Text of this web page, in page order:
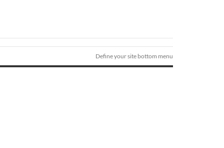
Define your site bottom menu